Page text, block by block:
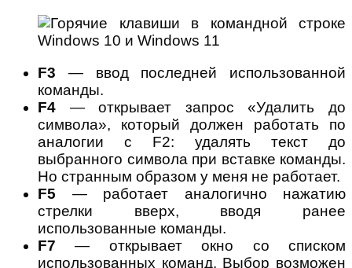
F3 — ввод последней использованной
команды.
F4 — открывает запрос «Удалить до
символа», который должен работать по
аналогии с F2: удалять текст до
выбранного символа при вставке команды.
Но странным образом у меня не работает.
F5 — работает аналогично нажатию
стрелки вверх, вводя ранее
использованные команды.
F7 — открывает окно со списком
использованных команд. Выбор возможен